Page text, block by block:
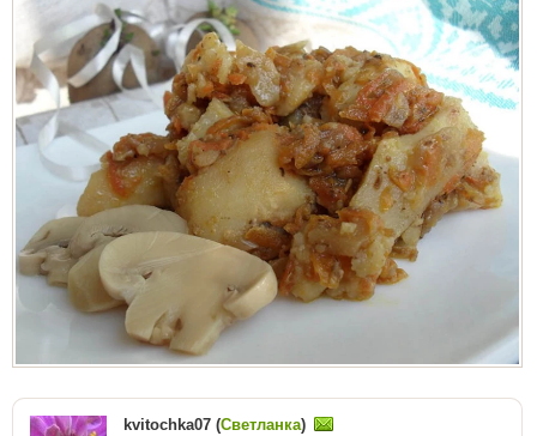
kvitochka07 (Светланка)